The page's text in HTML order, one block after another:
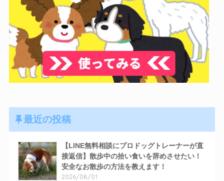
最近の投稿
【LINE無料相談にプロドッグトレーナーが直
接返信】散歩中の拾い食いを辞めさせたい！
安全なお散歩の方法を教えます！
2026/08/01